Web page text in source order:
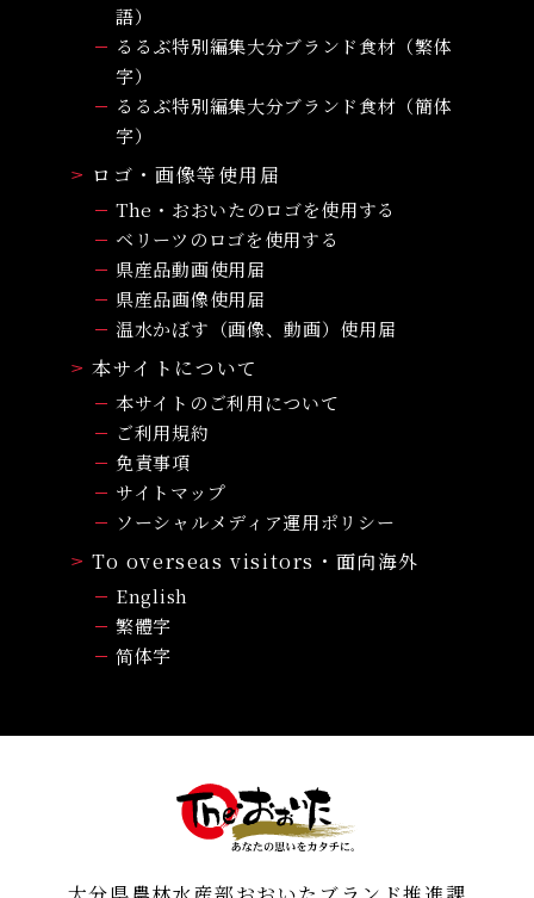
語）
るるぶ特別編集大分ブランド食材（繁体
字）
るるぶ特別編集大分ブランド食材（簡体
字）
ロゴ・画像等使用届
The・おおいたのロゴを使用する
ベリーツのロゴを使用する
県産品動画使用届
県産品画像使用届
温水かぼす（画像、動画）使用届
本サイトについて
本サイトのご利用について
ご利用規約
免責事項
サイトマップ
ソーシャルメディア運用ポリシー
To overseas visitors・面向海外
English
繁體字
简体字